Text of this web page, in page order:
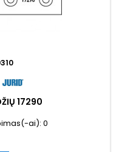
17290
ai): 0